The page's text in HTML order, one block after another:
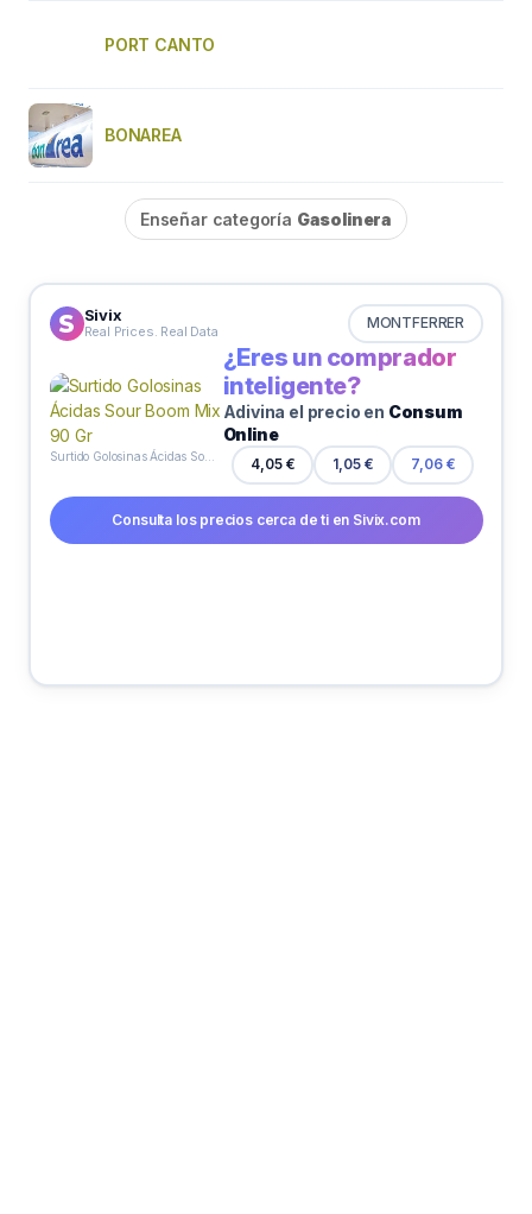
PORT CANTO
BONAREA
Enseñar categoría Gasolinera
Sivix
Real Prices. Real Data MONTFERRER
Surtido Golosinas Ácidas Sour Boom Mix 90 Gr
¿Eres un comprador
inteligente?
Adivina el precio en Consum
Online
4,05 € 1,05 € 7,06 €
Consulta los precios cerca de ti en Sivix.com